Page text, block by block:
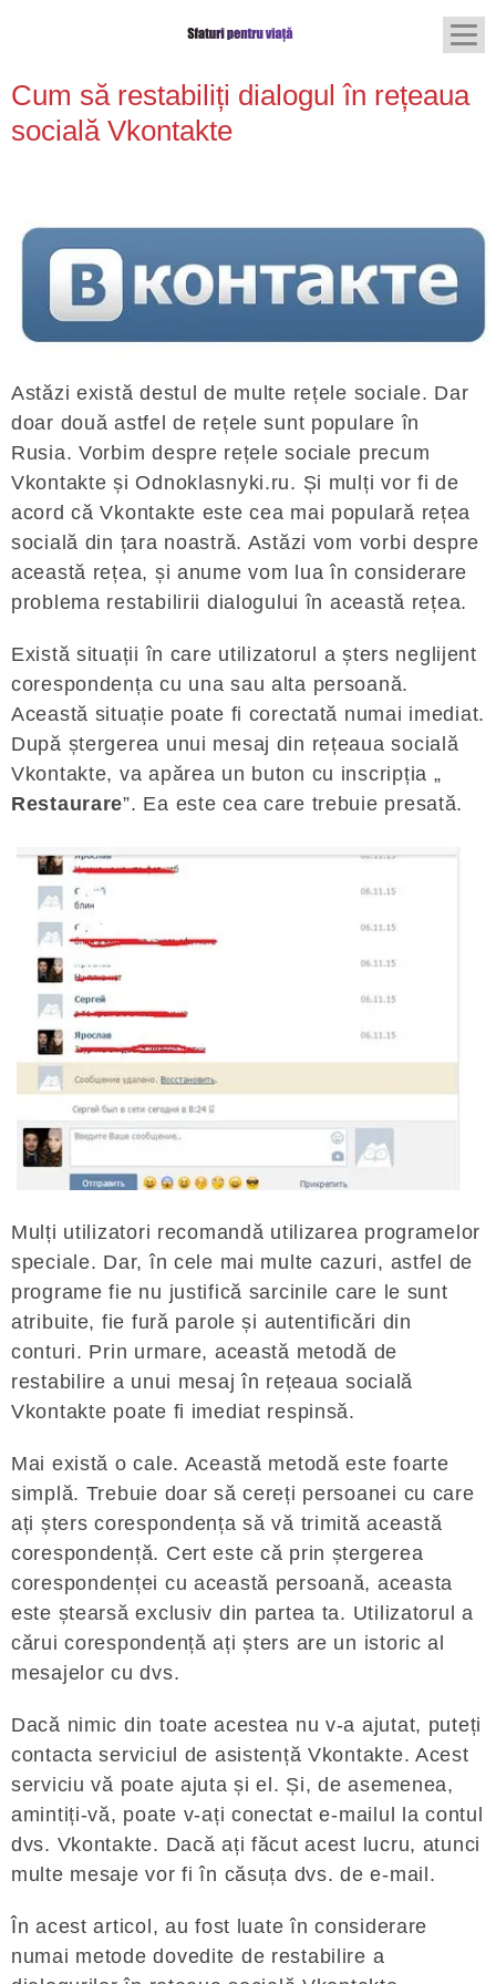
Cum să restabiliți dialogul în rețeaua
socială Vkontakte
Astăzi există destul de multe rețele sociale. Dar
doar două astfel de rețele sunt populare în
Rusia. Vorbim despre rețele sociale precum
Vkontakte și Odnoklasnyki.ru. Și mulți vor fi de
acord că Vkontakte este cea mai populară rețea
socială din țara noastră. Astăzi vom vorbi despre
această rețea, și anume vom lua în considerare
problema restabilirii dialogului în această rețea.
Există situații în care utilizatorul a șters neglijent
corespondența cu una sau alta persoană.
Această situație poate fi corectată numai imediat.
După ștergerea unui mesaj din rețeaua socială
Vkontakte, va apărea un buton cu inscripția „
Restaurare”. Ea este cea care trebuie presată.
Mulți utilizatori recomandă utilizarea programelor
speciale. Dar, în cele mai multe cazuri, astfel de
programe fie nu justifică sarcinile care le sunt
atribuite, fie fură parole și autentificări din
conturi. Prin urmare, această metodă de
restabilire a unui mesaj în rețeaua socială
Vkontakte poate fi imediat respinsă.
Mai există o cale. Această metodă este foarte
simplă. Trebuie doar să cereți persoanei cu care
ați șters corespondența să vă trimită această
corespondență. Cert este că prin ștergerea
corespondenței cu această persoană, aceasta
este ștearsă exclusiv din partea ta. Utilizatorul a
cărui corespondență ați șters are un istoric al
mesajelor cu dvs.
Dacă nimic din toate acestea nu v-a ajutat, puteți
contacta serviciul de asistență Vkontakte. Acest
serviciu vă poate ajuta și el. Și, de asemenea,
amintiți-vă, poate v-ați conectat e-mailul la contul
dvs. Vkontakte. Dacă ați făcut acest lucru, atunci
multe mesaje vor fi în căsuța dvs. de e-mail.
În acest articol, au fost luate în considerare
numai metode dovedite de restabilire a